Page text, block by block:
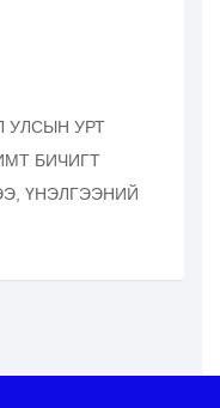
УЛСЫН УРТ
БИЧИГТ
ҮНЭЛГЭЭНИЙ